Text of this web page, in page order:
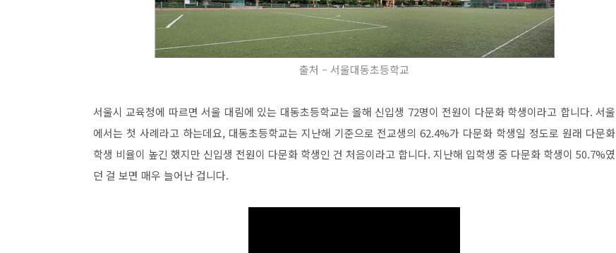
출처 – 서울대동초등학교
서울시 교육청에 따르면 서울 대림에 있는 대동초등학교는 올해 신입생 72명이 전원이 다문화 학생이라고 합니다. 서울
에서는 첫 사례라고 하는데요, 대동초등학교는 지난해 기준으로 전교생의 62.4%가 다문화 학생일 정도로 원래 다문화
학생 비율이 높긴 했지만 신입생 전원이 다문화 학생인 건 처음이라고 합니다. 지난해 입학생 중 다문화 학생이 50.7%였
던 걸 보면 매우 늘어난 겁니다.